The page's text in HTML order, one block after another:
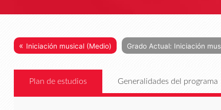
« Iniciación musical (Medio) Grado Actual: Iniciación
Plan de estudios Generalidades del programa